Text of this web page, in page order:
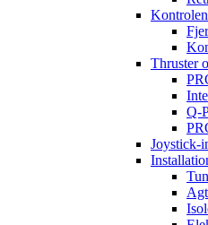
Thruster
Q-
Joystick-